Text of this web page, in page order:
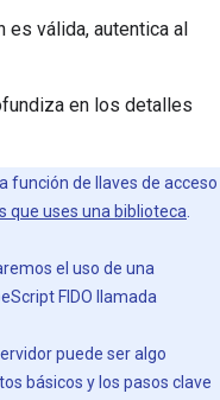
válida, autentica al
en los detalles
función de llaves de acceso
que uses una biblioteca.
el uso de una
FIDO llamada
puede ser algo
básicos y los pasos clave